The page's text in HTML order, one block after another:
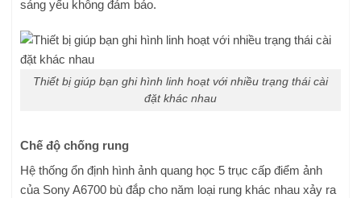
sáng yếu không đảm bảo.
Thiết bị giúp bạn ghi hình linh hoạt với nhiều trạng thái cài
đặt khác nhau
Chế độ chống rung
Hệ thống ổn định hình ảnh quang học 5 trục cấp điểm ảnh
của Sony A6700 bù đắp cho năm loại rung khác nhau xảy ra